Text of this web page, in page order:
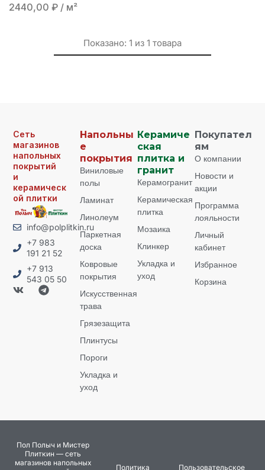
2440,00 ₽ / м²
Показано: 1 из 1 товара
Сеть
магазинов
напольных
покрытий
и
керамическ
ой плитки
info@polplitkin.ru
+7 983
191 21 52
+7 913
543 05 50
Напольны
е
покрытия
Виниловые
полы
Ламинат
Линолеум
Паркетная
доска
Ковровые
покрытия
Искусственная
трава
Грязезащита
Плинтусы
Пороги
Укладка и
уход
Керамиче
ская
плитка и
гранит
Керамогранит
Керамическая
плитка
Мозаика
Клинкер
Укладка и
уход
Покупател
ям
О компании
Новости и
акции
Программа
лояльности
Личный
кабинет
Избранное
Корзина
Пол Полыч и Мистер
Плиткин — сеть
магазинов напольных
Политика Пользовательское